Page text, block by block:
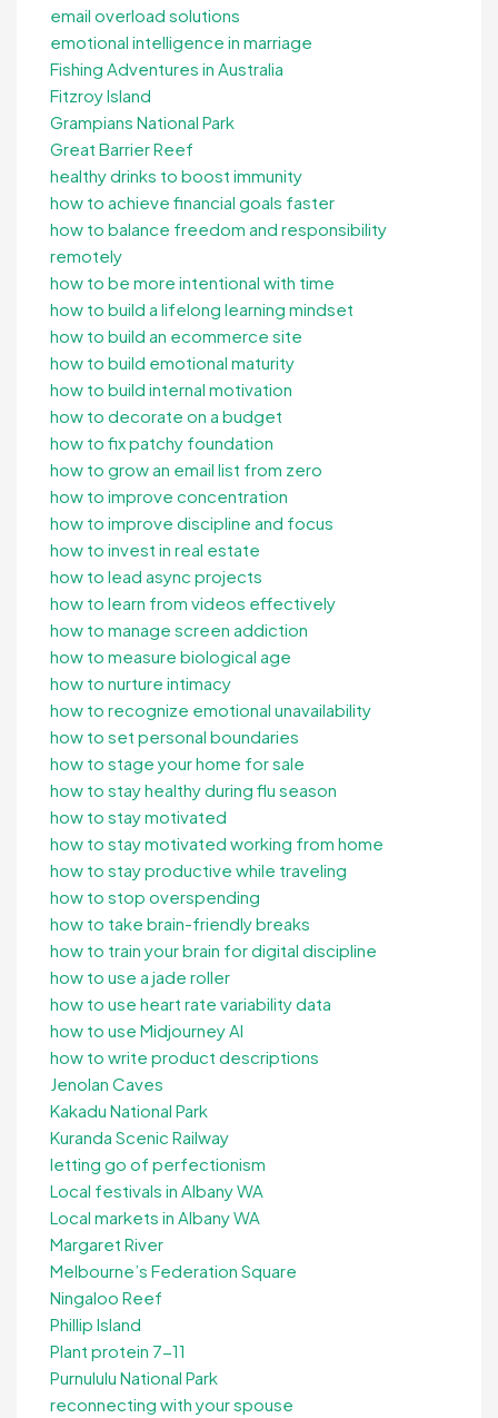
email overload solutions
emotional intelligence in marriage
Fishing Adventures in Australia
Fitzroy Island
Grampians National Park
Great Barrier Reef
healthy drinks to boost immunity
how to achieve financial goals faster
how to balance freedom and responsibility
remotely
how to be more intentional with time
how to build a lifelong learning mindset
how to build an ecommerce site
how to build emotional maturity
how to build internal motivation
how to decorate on a budget
how to fix patchy foundation
how to grow an email list from zero
how to improve concentration
how to improve discipline and focus
how to invest in real estate
how to lead async projects
how to learn from videos effectively
how to manage screen addiction
how to measure biological age
how to nurture intimacy
how to recognize emotional unavailability
how to set personal boundaries
how to stage your home for sale
how to stay healthy during flu season
how to stay motivated
how to stay motivated working from home
how to stay productive while traveling
how to stop overspending
how to take brain-friendly breaks
how to train your brain for digital discipline
how to use a jade roller
how to use heart rate variability data
how to use Midjourney AI
how to write product descriptions
Jenolan Caves
Kakadu National Park
Kuranda Scenic Railway
letting go of perfectionism
Local festivals in Albany WA
Local markets in Albany WA
Margaret River
Melbourne’s Federation Square
Ningaloo Reef
Phillip Island
Plant protein 7-11
Purnululu National Park
reconnecting with your spouse